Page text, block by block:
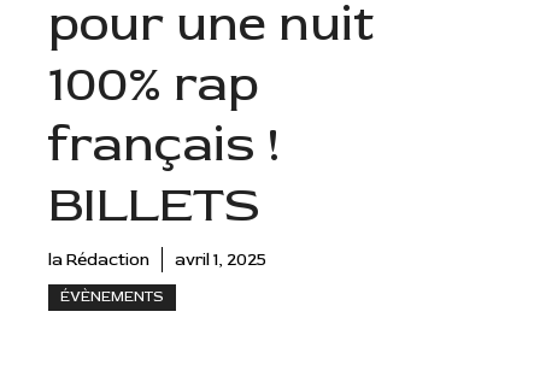
pour une nuit
100% rap
français !
BILLETS
la Rédaction avril 1, 2025
ÉVÈNEMENTS